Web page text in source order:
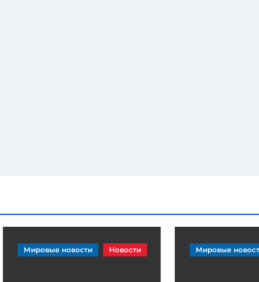
Мировые новости Новости Мировые